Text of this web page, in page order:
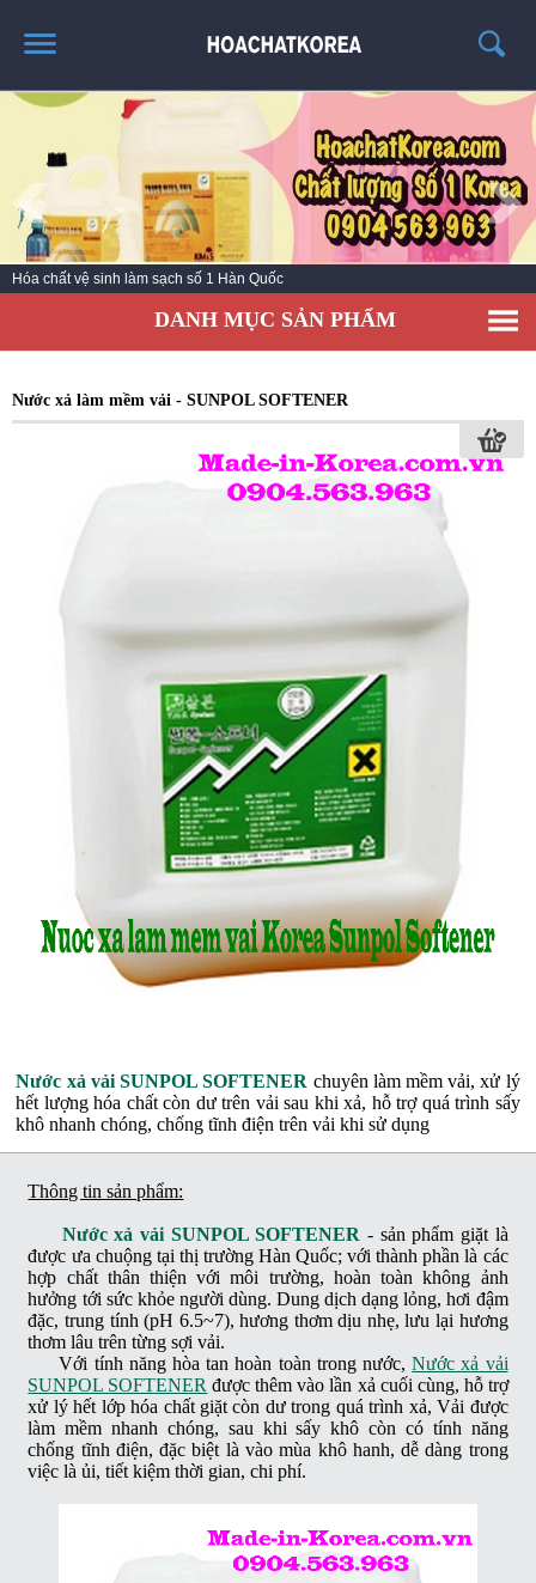
TRANG CHỦ
GIỚI THIỆU
THÔNG TIN SẢN PHẨM
TIN TỨC
LIÊN HỆ
Hóa chất vệ sinh làm sạch số 1 Hàn Quốc
DANH MỤC SẢN PHẨM
Nước xả làm mềm vải - SUNPOL SOFTENER
Nước xả vải SUNPOL SOFTENER chuyên làm mềm vải, xử lý
hết lượng hóa chất còn dư trên vải sau khi xả, hỗ trợ quá trình sấy
khô nhanh chóng, chống tĩnh điện trên vải khi sử dụng
Thông tin sản phẩm:
Nước xả vải SUNPOL SOFTENER - sản phẩm giặt là
được ưa chuộng tại thị trường Hàn Quốc; với thành phần là các
hợp chất thân thiện với môi trường, hoàn toàn không ảnh
hưởng tới sức khỏe người dùng. Dung dịch dạng lỏng, hơi đậm
đặc, trung tính (pH 6.5~7), hương thơm dịu nhẹ, lưu lại hương
thơm lâu trên từng sợi vải.
Với tính năng hòa tan hoàn toàn trong nước,Nước xả vải
SUNPOL SOFTENER được thêm vào lần xả cuối cùng, hỗ trợ
xử lý hết lớp hóa chất giặt còn dư trong quá trình xả, Vải được
làm mềm nhanh chóng, sau khi sấy khô còn có tính năng
chống tĩnh điện, đặc biệt là vào mùa khô hanh, dễ dàng trong
việc là ủi, tiết kiệm thời gian, chi phí.